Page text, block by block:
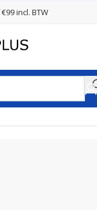
incl. BTW